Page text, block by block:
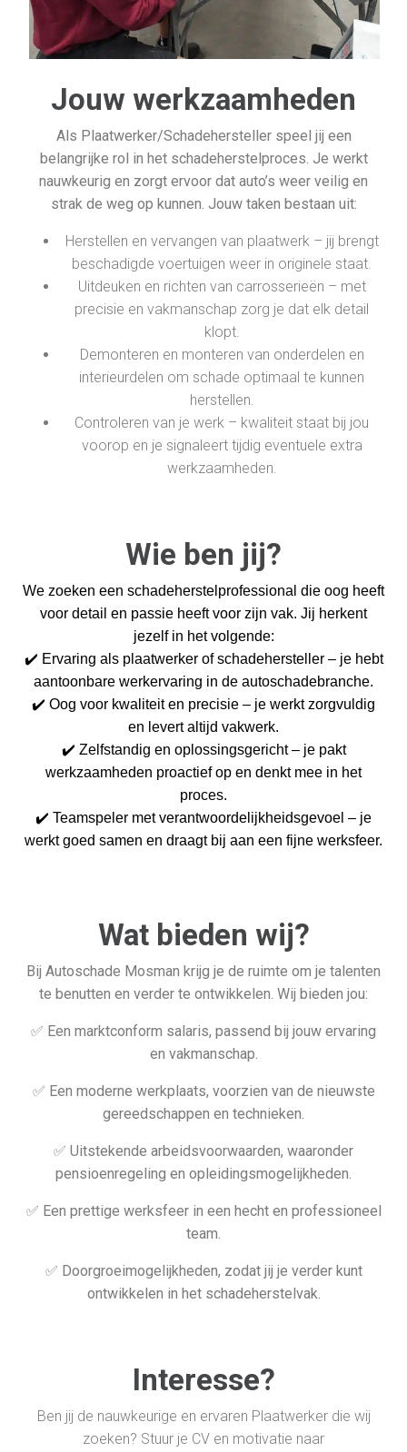
Jouw werkzaamheden
Als Plaatwerker/Schadehersteller speel jij een
belangrijke rol in het schadeherstelproces. Je werkt
nauwkeurig en zorgt ervoor dat auto’s weer veilig en
strak de weg op kunnen. Jouw taken bestaan uit:
Herstellen en vervangen van plaatwerk – jij brengt
beschadigde voertuigen weer in originele staat.
Uitdeuken en richten van carrosserieën – met
precisie en vakmanschap zorg je dat elk detail
klopt.
Demonteren en monteren van onderdelen en
interieurdelen om schade optimaal te kunnen
herstellen.
Controleren van je werk – kwaliteit staat bij jou
voorop en je signaleert tijdig eventuele extra
werkzaamheden.
Wie ben jij?
We zoeken een schadeherstelprofessional die oog heeft
voor detail en passie heeft voor zijn vak. Jij herkent
jezelf in het volgende:
✔️ Ervaring als plaatwerker of schadehersteller – je hebt
aantoonbare werkervaring in de autoschadebranche.
✔️ Oog voor kwaliteit en precisie – je werkt zorgvuldig
en levert altijd vakwerk.
✔️ Zelfstandig en oplossingsgericht – je pakt
werkzaamheden proactief op en denkt mee in het
proces.
✔️ Teamspeler met verantwoordelijkheidsgevoel – je
werkt goed samen en draagt bij aan een fijne werksfeer.
Wat bieden wij?
Bij Autoschade Mosman krijg je de ruimte om je talenten
te benutten en verder te ontwikkelen. Wij bieden jou:
✅ Een marktconform salaris, passend bij jouw ervaring
en vakmanschap.
✅ Een moderne werkplaats, voorzien van de nieuwste
gereedschappen en technieken.
✅ Uitstekende arbeidsvoorwaarden, waaronder
pensioenregeling en opleidingsmogelijkheden.
✅ Een prettige werksfeer in een hecht en professioneel
team.
✅ Doorgroeimogelijkheden, zodat jij je verder kunt
ontwikkelen in het schadeherstelvak.
Interesse?
Ben jij de nauwkeurige en ervaren Plaatwerker die wij
zoeken? Stuur je CV en motivatie naar